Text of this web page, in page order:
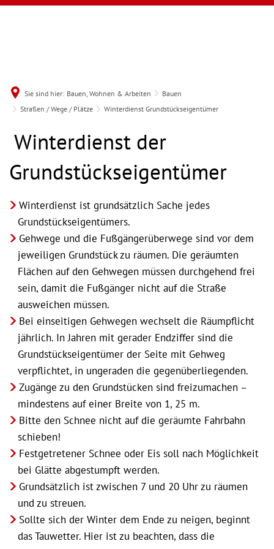
Sie sind hier: Bauen, Wohnen & Arbeiten
Bauen
Straßen / Wege / Plätze
Winterdienst Grundstückseigentümer
Winterdienst
Winterdienst der
Grundstückseigentümer
Winterdienst ist grundsätzlich Sache jedes
Grundstückseigentümers.
Gehwege und die Fußgängerüberwege sind vor dem
jeweiligen Grundstück zu räumen. Die geräumten
Flächen auf den Gehwegen müssen durchgehend frei
sein, damit die Fußgänger nicht auf die Straße
ausweichen müssen.
Bei einseitigen Gehwegen wechselt die Räumpflicht
jährlich. In Jahren mit gerader Endziffer sind die
Grundstückseigentümer der Seite mit Gehweg
verpflichtet, in ungeraden die gegenüberliegenden.
Zugänge zu den Grundstücken sind freizumachen –
mindestens auf einer Breite von 1, 25 m.
Bitte den Schnee nicht auf die geräumte Fahrbahn
schieben!
Festgetretener Schnee oder Eis soll nach Möglichkeit
bei Glätte abgestumpft werden.
Grundsätzlich ist zwischen 7 und 20 Uhr zu räumen
und zu streuen.
Sollte sich der Winter dem Ende zu neigen, beginnt
das Tauwetter. Hier ist zu beachten, dass die